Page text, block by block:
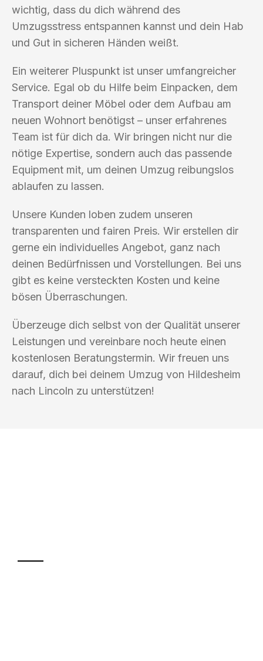
wichtig, dass du dich während des
Umzugsstress entspannen kannst und dein Hab
und Gut in sicheren Händen weißt.
Ein weiterer Pluspunkt ist unser umfangreicher
Service. Egal ob du Hilfe beim Einpacken, dem
Transport deiner Möbel oder dem Aufbau am
neuen Wohnort benötigst – unser erfahrenes
Team ist für dich da. Wir bringen nicht nur die
nötige Expertise, sondern auch das passende
Equipment mit, um deinen Umzug reibungslos
ablaufen zu lassen.
Unsere Kunden loben zudem unseren
transparenten und fairen Preis. Wir erstellen dir
gerne ein individuelles Angebot, ganz nach
deinen Bedürfnissen und Vorstellungen. Bei uns
gibt es keine versteckten Kosten und keine
bösen Überraschungen.
Überzeuge dich selbst von der Qualität unserer
Leistungen und vereinbare noch heute einen
kostenlosen Beratungstermin. Wir freuen uns
darauf, dich bei deinem Umzug von Hildesheim
nach Lincoln zu unterstützen!